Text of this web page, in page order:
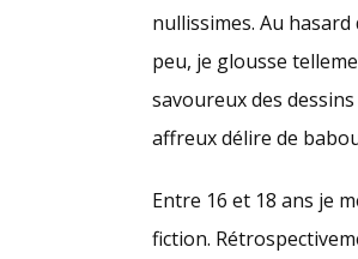
nullissimes. Au
peu, je glousse
savoureux des
affreux délire de
Entre 16 et 18 ans je
fiction.